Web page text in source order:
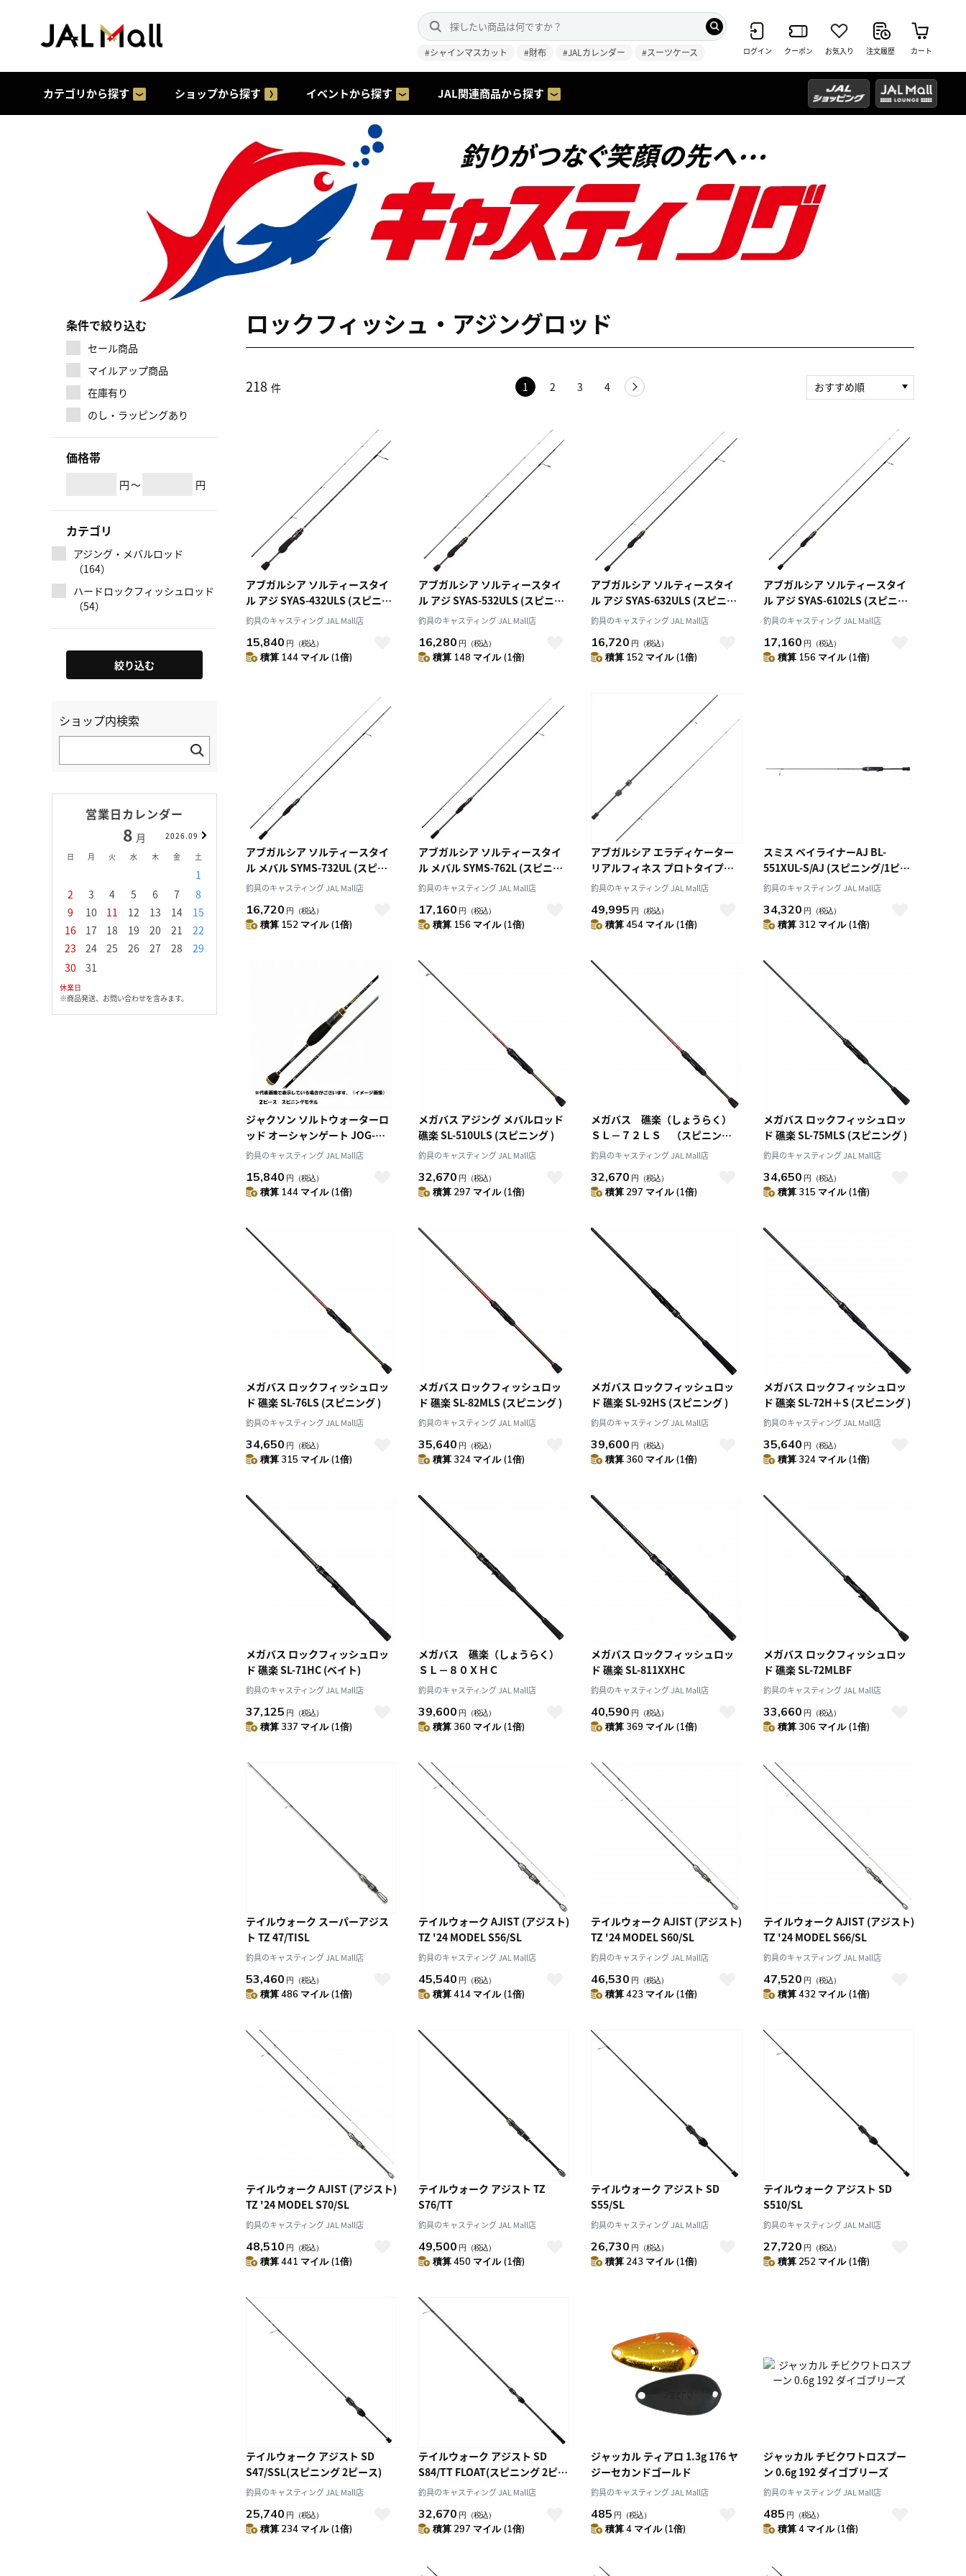
#シャインマスカット #財布 #JALカレンダー #スーツケース ログイン クーポン お気入り 注文履歴 カート
カテゴリから探す ショップから探す イベントから探す JAL関連商品から探す
マイルアップ商品
条件で絞り込む
セール商品
在庫有り
のし・ラッピングあり
価格帯
円～ 円
カテゴリ
アジング・メバルロッド
（164）
ハードロックフィッシュロッド
（54）
絞り込む
ショップ内検索
営業日カレンダー
8 月
2026.09
日
月 火 水 木 金 土
1
2
3 4 5 6 7
8
9
10 11 12 13 14
15
16
17 18 19 20 21
22
23
24 25 26 27 28
29
30
31
月 火 水 木 金 土
1 2 3 4
5
7 8 9 10 11
12
14 15 16 17
21 22 23 24 25
月 火 水 木 金 土
1 2
3
5 6 7 8 9
10
12 13 14 15
19 20 21 22 23
24
休業日
※商品発送、お問い合わせを含みます。
ロックフィッシュ・アジングロッド
218 件 1 2 3 4
おすすめ順
積算マイル率（高い
レビュー件数（多い
順）
レビュー評価（高い
順）
価格（安い順）
価格（高い順）
アブガルシア ソルティースタイ
ル アジ SYAS-432ULS (スピニン
グ・2ピース)
釣具のキャスティング JAL Mall店
15,840 円 （税込）
積算 144 マイル (1倍)
アブガルシア ソルティースタイ
ル アジ SYAS-532ULS (スピニン
グ・2ピース)
釣具のキャスティング JAL Mall店
16,280 円 （税込）
積算 148 マイル (1倍)
アブガルシア ソルティースタイ
ル アジ SYAS-632ULS (スピニン
グ・2ピース)
釣具のキャスティング JAL Mall店
16,720 円 （税込）
積算 152 マイル (1倍)
アブガルシア ソルティースタイ
ル アジ SYAS-6102LS (スピニン
グ・2ピース)
釣具のキャスティング JAL Mall店
17,160 円 （税込）
積算 156 マイル (1倍)
アブガルシア ソルティースタイ
ル メバル SYMS-732UL (スピニ
ング・2ピース)
釣具のキャスティング JAL Mall店
16,720 円 （税込）
積算 152 マイル (1倍)
アブガルシア ソルティースタイ
ル メバル SYMS-762L (スピニン
グ・2ピース)
釣具のキャスティング JAL Mall店
17,160 円 （税込）
積算 156 マイル (1倍)
アブガルシア エラディケーター
リアルフィネス プロトタイプ
ERFS-51Pro-FS
釣具のキャスティング JAL Mall店
49,995 円 （税込）
積算 454 マイル (1倍)
スミス ベイライナーAJ BL-
551XUL-S/AJ (スピニング/1ピー
ス) (2022年発売モデル)
釣具のキャスティング JAL Mall店
34,320 円 （税込）
積算 312 マイル (1倍)
ジャクソン ソルトウォーターロ
ッド オーシャンゲート JOG-
600XL-K ST AJ(アジ) 2ピース ス
釣具のキャスティング JAL Mall店
15,840 円 （税込）
積算 144 マイル (1倍)
メガバス アジング メバルロッド
礁楽 SL-510ULS (スピニング )
釣具のキャスティング JAL Mall店
32,670 円 （税込）
積算 297 マイル (1倍)
メガバス 礁楽（しょうらく）
ＳＬ－７２ＬＳ （スピニン
グ ）
釣具のキャスティング JAL Mall店
32,670 円 （税込）
積算 297 マイル (1倍)
メガバス ロックフィッシュロッ
ド 礁楽 SL-75MLS (スピニング )
釣具のキャスティング JAL Mall店
34,650 円 （税込）
積算 315 マイル (1倍)
メガバス ロックフィッシュロッ
ド 礁楽 SL-76LS (スピニング )
釣具のキャスティング JAL Mall店
34,650 円 （税込）
積算 315 マイル (1倍)
メガバス ロックフィッシュロッ
ド 礁楽 SL-82MLS (スピニング )
釣具のキャスティング JAL Mall店
35,640 円 （税込）
積算 324 マイル (1倍)
メガバス ロックフィッシュロッ
ド 礁楽 SL-92HS (スピニング )
釣具のキャスティング JAL Mall店
39,600 円 （税込）
積算 360 マイル (1倍)
メガバス ロックフィッシュロッ
ド 礁楽 SL-72H＋S (スピニング )
釣具のキャスティング JAL Mall店
35,640 円 （税込）
積算 324 マイル (1倍)
メガバス ロックフィッシュロッ
ド 礁楽 SL-71HC (ベイト)
釣具のキャスティング JAL Mall店
37,125 円 （税込）
積算 337 マイル (1倍)
メガバス 礁楽（しょうらく）
ＳＬ－８０ＸＨＣ
釣具のキャスティング JAL Mall店
39,600 円 （税込）
積算 360 マイル (1倍)
メガバス ロックフィッシュロッ
ド 礁楽 SL-811XXHC
釣具のキャスティング JAL Mall店
40,590 円 （税込）
積算 369 マイル (1倍)
メガバス ロックフィッシュロッ
ド 礁楽 SL-72MLBF
釣具のキャスティング JAL Mall店
33,660 円 （税込）
積算 306 マイル (1倍)
テイルウォーク スーパーアジス
ト TZ 47/TISL
釣具のキャスティング JAL Mall店
53,460 円 （税込）
積算 486 マイル (1倍)
テイルウォーク AJIST (アジスト)
TZ '24 MODEL S56/SL
釣具のキャスティング JAL Mall店
45,540 円 （税込）
積算 414 マイル (1倍)
テイルウォーク AJIST (アジスト)
TZ '24 MODEL S60/SL
釣具のキャスティング JAL Mall店
46,530 円 （税込）
積算 423 マイル (1倍)
テイルウォーク AJIST (アジスト)
TZ '24 MODEL S66/SL
釣具のキャスティング JAL Mall店
47,520 円 （税込）
積算 432 マイル (1倍)
テイルウォーク AJIST (アジスト)
TZ '24 MODEL S70/SL
釣具のキャスティング JAL Mall店
48,510 円 （税込）
積算 441 マイル (1倍)
テイルウォーク アジスト TZ
S76/TT
釣具のキャスティング JAL Mall店
49,500 円 （税込）
積算 450 マイル (1倍)
テイルウォーク アジスト SD
S55/SL
釣具のキャスティング JAL Mall店
26,730 円 （税込）
積算 243 マイル (1倍)
テイルウォーク アジスト SD
S510/SL
釣具のキャスティング JAL Mall店
27,720 円 （税込）
積算 252 マイル (1倍)
テイルウォーク アジスト SD
S47/SSL(スピニング 2ピース)
釣具のキャスティング JAL Mall店
25,740 円 （税込）
積算 234 マイル (1倍)
テイルウォーク アジスト SD
S84/TT FLOAT(スピニング 2ピー
ス)
釣具のキャスティング JAL Mall店
32,670 円 （税込）
積算 297 マイル (1倍)
ジャッカル ティアロ 1.3g 176 ヤ
ジーセカンドゴールド
釣具のキャスティング JAL Mall店
485 円 （税込）
積算 4 マイル (1倍)
ジャッカル チビクワトロスプー
ン 0.6g 192 ダイゴブリーズ
釣具のキャスティング JAL Mall店
485 円 （税込）
積算 4 マイル (1倍)